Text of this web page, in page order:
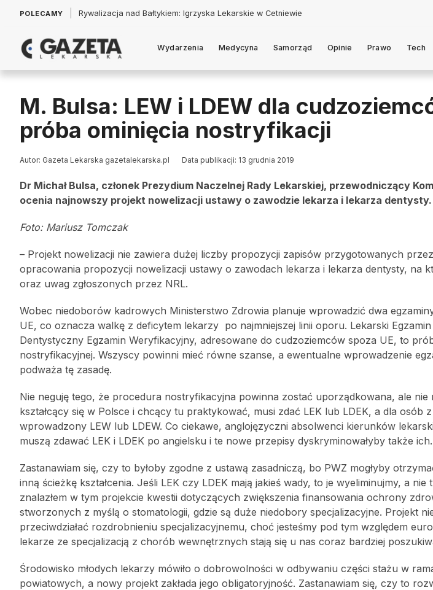
POLECAMY Łukasz Jankowski: Politycy w pogoni za króliczkiem
Wydarzenia Medycyna Samorząd Opinie Prawo Tech
M. Bulsa: LEW i LDEW dla
próba ominięcia nostryfikacji
Autor: Gazeta Lekarska gazetalekarska.pl Data publikacji: 13 grudnia 2019
Dr Michał Bulsa, członek Prezydium Naczelnej Rady Lekarskiej, przewodniczący
ocenia najnowszy projekt nowelizacji ustawy o zawodzie lekarza i lekarza dentysty.
Foto: Mariusz Tomczak
– Projekt nowelizacji nie zawiera dużej liczby propozycji zapisów przygotowanych przez
opracowania propozycji nowelizacji ustawy o zawodach lekarza i lekarza dentysty, na
oraz uwag zgłoszonych przez NRL.
Wobec niedoborów kadrowych Ministerstwo Zdrowia planuje wprowadzić dwa
UE, co oznacza walkę z deficytem lekarzy po najmniejszej linii oporu. Lekarski
Dentystyczny Egzamin Weryfikacyjny, adresowane do cudzoziemców spoza UE, to
nostryfikacyjnej. Wszyscy powinni mieć równe szanse, a ewentualne wprowadzenie
podważa tę zasadę.
Nie neguję tego, że procedura nostryfikacyjna powinna zostać uporządkowana, ale
kształcący się w Polsce i chcący tu praktykować, musi zdać LEK lub LDEK, a dla osób
wprowadzony LEW lub LDEW. Co ciekawe, anglojęzyczni absolwenci kierunków
muszą zdawać LEK i LDEK po angielsku i te nowe przepisy dyskryminowałyby także ich.
Zastanawiam się, czy to byłoby zgodne z ustawą zasadniczą, bo PWZ mogłyby
inną ścieżkę kształcenia. Jeśli LEK czy LDEK mają jakieś wady, to je wyeliminujmy, a
znalazłem w tym projekcie kwestii dotyczących zwiększenia finansowania ochrony
stworzonych z myślą o stomatologii, gdzie są duże niedobory specjalizacyjne. Projekt
przeciwdziałać rozdrobnieniu specjalizacyjnemu, choć jesteśmy pod tym względem
lekarze ze specjalizacją z chorób wewnętrznych stają się u nas coraz bardziej
Środowisko młodych lekarzy mówiło o dobrowolności w odbywaniu części stażu w
powiatowych, a nowy projekt zakłada jego obligatoryjność. Zastanawiam się, czy to